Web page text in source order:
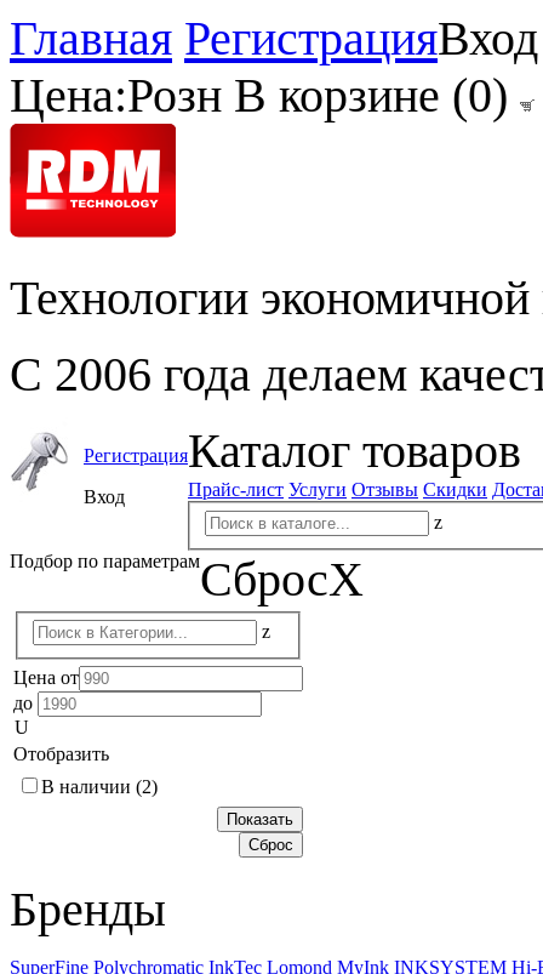
Главная РегистрацияВход
Цена:Розн В корзине (0)
Технологии экономичной
С 2006 года делаем
Регистрация
Вход
Каталог товаров
Прайс-лист Услуги Отзывы Скидки
z
Подбор по параметрамСбросX
z
Цена от
до
U
Отобразить
В наличии (2)
Бренды
SuperFine Polychromatic InkTec Lomond MyInk INKSYSTEM Hi-